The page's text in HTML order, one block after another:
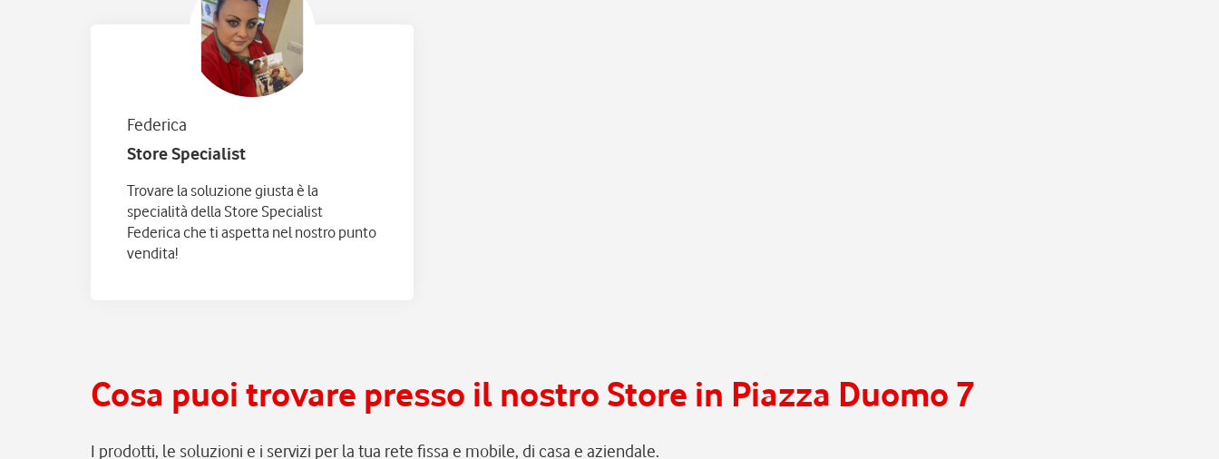
Federica
Store Specialist
Trovare la soluzione giusta è la
specialità della Store Specialist
Federica che ti aspetta nel nostro punto
vendita!
Cosa puoi trovare presso il nostro Store in Piazza Duomo 7
I prodotti, le soluzioni e i servizi per la tua rete fissa e mobile, di casa e aziendale.